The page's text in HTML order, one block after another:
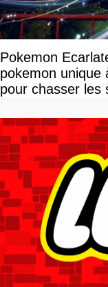
Pokemon
pokemon unique
pour chasser les